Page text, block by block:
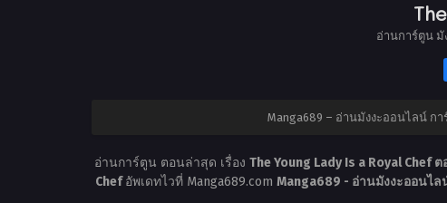
อ่านการ์ตูน มั
Manga689 – อ่านมังงะออนไลน์ ก
อ่านการ์ตูน ตอนล่าสุด เรื่อง The Young Lady Is a Royal Chef
Chefอัพเดทไวที่ Manga689.com Manga689 - อ่านมังงะออนไ